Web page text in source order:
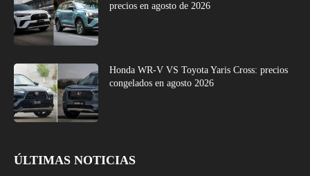
precios en agosto de 2026
Honda WR-V VS Toyota Yaris Cross: precios
congelados en agosto 2026
ÚLTIMAS NOTICIAS